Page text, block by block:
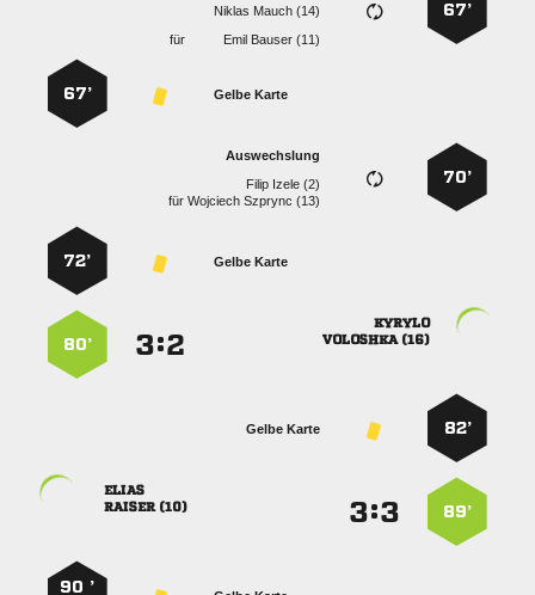
67’
  
für
  
Gelbe Karte
67’
70’
Auswechslung
  
für  
Gelbe Karte
72’

 
:
80’
82’
Gelbe Karte
89’
:

 
90 ’